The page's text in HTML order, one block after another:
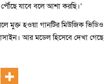
যাবে বলে আশা করছি।’
মুক্ত হওয়া গানটির মিউজিক ভিডিও
আর মডেল হিসেবে দেখা গেছে